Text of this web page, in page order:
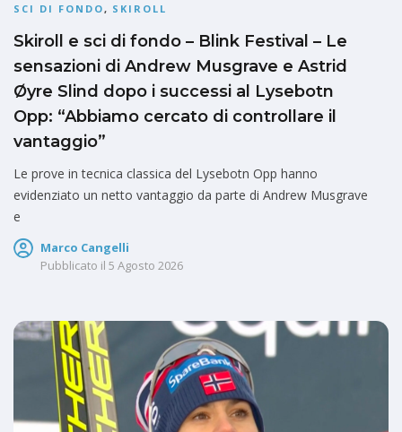
SCI DI FONDO, SKIROLL
Skiroll e sci di fondo – Blink Festival – Le
sensazioni di Andrew Musgrave e Astrid
Øyre Slind dopo i successi al Lysebotn
Opp: “Abbiamo cercato di controllare il
vantaggio”
Le prove in tecnica classica del Lysebotn Opp hanno
evidenziato un netto vantaggio da parte di Andrew Musgrave
e
Marco Cangelli
Pubblicato il 5 Agosto 2026